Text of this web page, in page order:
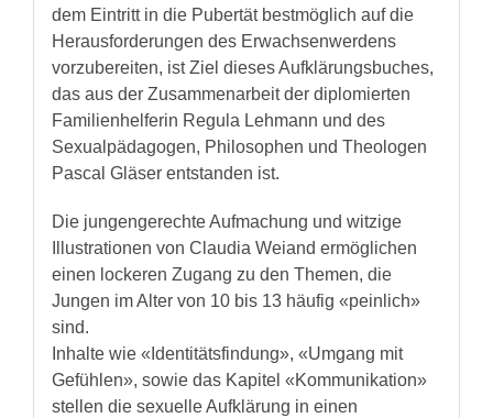
dem Eintritt in die Pubertät bestmöglich auf die
Herausforderungen des Erwachsenwerdens
vorzubereiten, ist Ziel dieses Aufklärungsbuches,
das aus der Zusammenarbeit der diplomierten
Familienhelferin Regula Lehmann und des
Sexualpädagogen, Philosophen und Theologen
Pascal Gläser entstanden ist.
Die jungengerechte Aufmachung und witzige
Illustrationen von Claudia Weiand ermöglichen
einen lockeren Zugang zu den Themen, die
Jungen im Alter von 10 bis 13 häufig «peinlich»
sind.
Inhalte wie «Identitätsfindung», «Umgang mit
Gefühlen», sowie das Kapitel «Kommunikation»
stellen die sexuelle Aufklärung in einen